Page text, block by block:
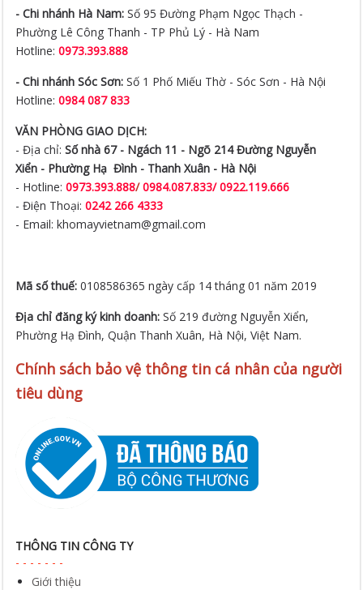
- Chi nhánh Hà Nam: Số 95 Đường Phạm Ngọc Thạch -
Phường Lê Công Thanh - TP Phủ Lý - Hà Nam
Hotline:0973.393.888
- Chi nhánh Sóc Sơn: Số 1 Phố Miếu Thờ - Sóc Sơn - Hà Nội
Hotline:0984 087 833
VĂN PHÒNG GIAO DỊCH:
- Địa chỉ:Số nhà 67 - Ngách 11 - Ngõ 214 Đường Nguyễn
Xiển - Phường Hạ Đình - Thanh Xuân - Hà Nội
- Hotline:0973.393.888/ 0984.087.833/ 0922.119.666
- Điện Thoại:0242 266 4333
- Email: khomayvietnam@gmail.com
Mã số thuế:0108586365 ngày cấp 14 tháng 01 năm 2019
Địa chỉ đăng ký kinh doanh:Số 219 đường Nguyễn Xiển,
Phường Hạ Đình, Quận Thanh Xuân, Hà Nội, Việt Nam.
Chính sách bảo vệ thông tin cá nhân của người
tiêu dùng
THÔNG TIN CÔNG TY
Giới thiệu